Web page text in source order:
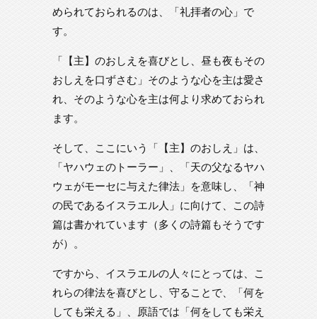
められておられるのは、「礼拝者の心」で
す。
「【主】のおしえを喜びとし、昼も夜もその
おしえを口ずさむ」そのような心を主は愛さ
れ、そのような心を主は何より求めておられ
ます。
そして、ここにいう「【主】のおしえ」は、
「ヤハウェのトーラー」、「天の父なるヤハ
ウェがモーセに与えた律法」を意味し、「神
の民であるイスラエル人」に向けて、この詩
篇は書かれています（多くの詩篇もそうです
が）。
ですから、イスラエルの人々にとっては、こ
れらの律法を喜びとし、守ることで、「何を
しても栄える」、原語では「何をしても栄え